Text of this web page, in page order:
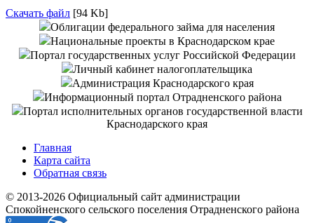
Скачать файл [94 Kb]
Облигации федерального займа для населения
Национальные проекты в Краснодарском крае
Портал государственных услуг Российской Федерации
Личный кабинет налогоплательщика
Администрация Краснодарского края
Информационный портал Отрадненского района
Портал исполнительных органов государственной власти
Краснодарского края
Главная
Карта сайта
Обратная связь
© 2013-2026 Официальный сайт администрации
Спокойненского сельского поселения Отрадненского района